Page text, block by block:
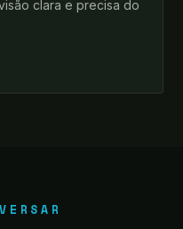
clara e precisa do